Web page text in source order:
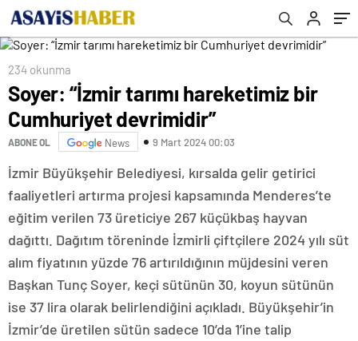
234 okunma
Soyer: “İzmir tarımı hareketimiz bir
Cumhuriyet devrimidir”
ABONE OL News 9 Mart 2024 00:03
İzmir Büyükşehir Belediyesi, kırsalda gelir getirici
faaliyetleri artırma projesi kapsamında Menderes’te
eğitim verilen 73 üreticiye 267 küçükbaş hayvan
dağıttı. Dağıtım töreninde İzmirli çiftçilere 2024 yılı süt
alım fiyatının yüzde 76 artırıldığının müjdesini veren
Başkan Tunç Soyer, keçi sütünün 30, koyun sütünün
ise 37 lira olarak belirlendiğini açıkladı. Büyükşehir’in
İzmir’de üretilen sütün sadece 10’da 1’ine talip